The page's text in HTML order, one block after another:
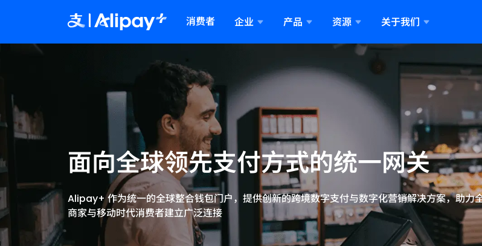
消费者 企业
跨境支付和人工智能驱动的数
字化解决方案
企业
统一跨境支付网关
收单服务商
一次集成，
产品
整合电子钱包网关
收银台支付
统一在线结账体验
协议代扣
无缝自动在线支付
门店扫码支付
到店扫码支付
BlueTap Payment
从扫码到碰一下，重构支付体验
Alipay+ GlassPay
增强现实赋能未来支付
Alipay+ Agentic Mobile Protocol
面向未来的 AI 钱包
数字化网关
Alipay+
AI赋能，行者
一键退税，
A+ Rewards
释放增长潜能
Alipay+
一点接入，收
Alipay+
全球通用的信
支付营销
定制化激励
资源
Alipay+合作全资源库
集成和开发者资源
常见疑问
高频疑问，快速解答
关于我们
了解更多关于Alipay+的信息
我们是谁
关于我们
我们的领导团队
核心管理层介绍
新闻与媒体
Alipay+新闻
Alipay+最新动
面向全球领先支付方式的统一网关
Alipay+ 作为统一的全球整合钱包门户，提供创新的跨境数字支付与数字化营销解决方案，助力
商家与移动时代消费者建立广泛连接